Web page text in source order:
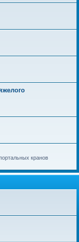
кранов